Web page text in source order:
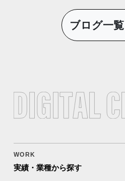
ブログ一
WORK
実績・業種から探す